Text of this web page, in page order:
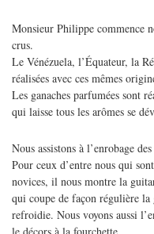
Monsieur Philippe commence
crus.
Le Vénézuela, l’Équateur, la
réalisées avec ces mêmes
Les ganaches parfumées sont
qui laisse tous les arômes se
Nous assistons à l’enrobage
Pour ceux d’entre nous qui
novices, il nous montre la
qui coupe de façon régulière la
refroidie. Nous voyons aussi